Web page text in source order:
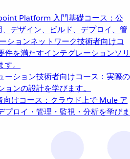
Platform 入門基礎コース：公
デザイン、ビルド、デプロイ、管
ションネットワーク技術者向けコ
件を満たすインテグレーションソリ
。
ーション技術者向けコース：実際の
ンの設計を学びます。
向けコース：クラウド上で Mule ア
プロイ・管理・監視・分析を学びま